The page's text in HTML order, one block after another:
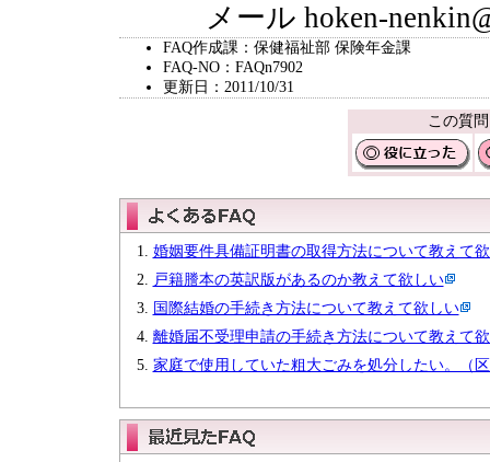
メール hoken-
FAQ作成課：保健福祉部 保険年金課
FAQ-NO：FAQn7902
更新日：2011/10/31
この質
婚姻要件具備証明書の取得方法について教えて
戸籍謄本の英訳版があるのか教えて欲しい
国際結婚の手続き方法について教えて欲しい
離婚届不受理申請の手続き方法について教えて
家庭で使用していた粗大ごみを処分したい。（